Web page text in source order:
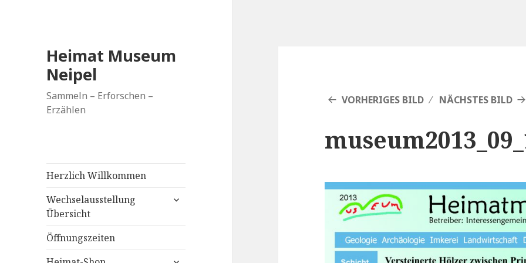
Heimat Museum
Neipel
Sammeln – Erforschen –
Erzählen
Herzlich Willkommen
Wechselausstellung
Übersicht
untermenü
Öffnungszeiten
untermenü
VORHERIGES BILD NÄCHSTES BILD